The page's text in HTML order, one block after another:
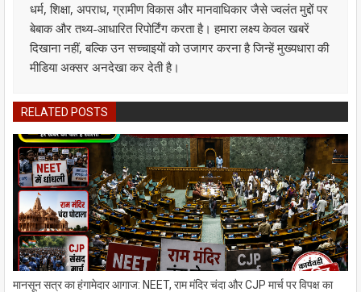
धर्म, शिक्षा, अपराध, ग्रामीण विकास और मानवाधिकार जैसे ज्वलंत मुद्दों पर
बेबाक और तथ्य-आधारित रिपोर्टिंग करता है। हमारा लक्ष्य केवल खबरें
दिखाना नहीं, बल्कि उन सच्चाइयों को उजागर करना है जिन्हें मुख्यधारा की
मीडिया अक्सर अनदेखा कर देती है।
RELATED POSTS
मानसून सत्र का हंगामेदार आगाज: NEET, राम मंदिर चंदा और CJP मार्च पर विपक्ष का